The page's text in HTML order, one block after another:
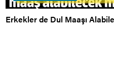
Erkekler de Dul Maaşı